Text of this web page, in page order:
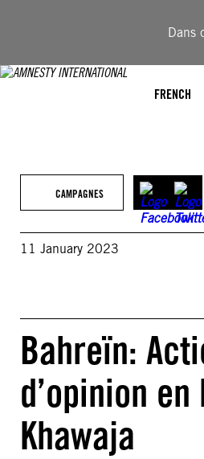
Dans
FRENCH
CAMPAGNES
11 January 2023
Bahreïn:
d’opinion
Khawaja